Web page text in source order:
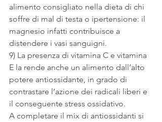
alimento consigliato nella dieta di chi
soffre di mal di testa o ipertensione: il
magnesio infatti contribuisce a
distendere i vasi sanguigni.
9) La presenza di vitamina C e vitamina
E la rende anche un alimento dall’alto
potere antiossidante, in grado di
contrastare l’azione dei radicali liberi e
il conseguente stress ossidativo.
A completare il mix di antiossidanti si